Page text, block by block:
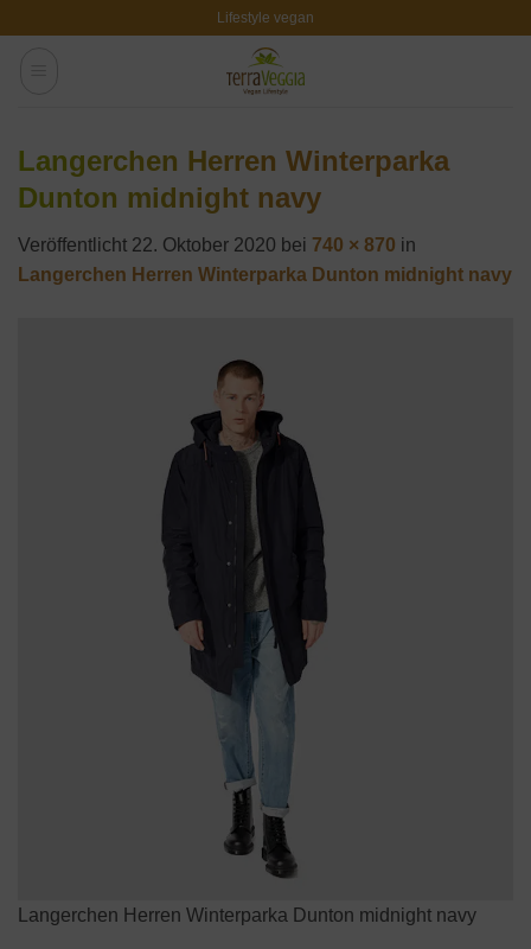
Lifestyle vegan
Langerchen Herren Winterparka
Dunton midnight navy
Veröffentlicht 22. Oktober 2020 bei 740 × 870 in
Langerchen Herren Winterparka Dunton midnight navy
Langerchen Herren Winterparka Dunton midnight navy